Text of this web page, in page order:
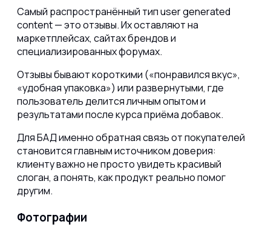
Самый распространённый тип user generated
content — это отзывы. Их оставляют на
маркетплейсах, сайтах брендов и
специализированных форумах.
Отзывы бывают короткими («понравился вкус»,
«удобная упаковка») или развернутыми, где
пользователь делится личным опытом и
результатами после курса приёма добавок.
Для БАД именно обратная связь от покупателей
становится главным источником доверия:
клиенту важно не просто увидеть красивый
слоган, а понять, как продукт реально помог
другим.
Фотографии